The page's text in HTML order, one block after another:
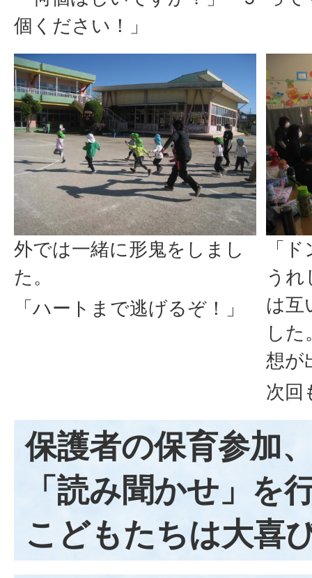
個ください！」
外では一緒に形鬼をしまし
た。
「ハートまで逃げるぞ！」
「
う
は互
し
想が
次回
保護者の保育参加
「読み聞かせ」を
こどもたちは大喜